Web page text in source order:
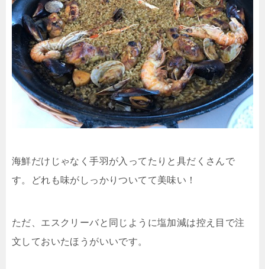
海鮮だけじゃなく手羽が入ってたりと具だくさんで
す。どれも味がしっかりついてて美味い！
ただ、エスクリーバと同じように塩加減は控え目で注
文しておいたほうがいいです。